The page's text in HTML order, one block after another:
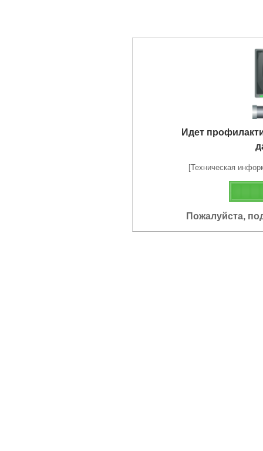
Идет
[Техническая
Пожалуйста,